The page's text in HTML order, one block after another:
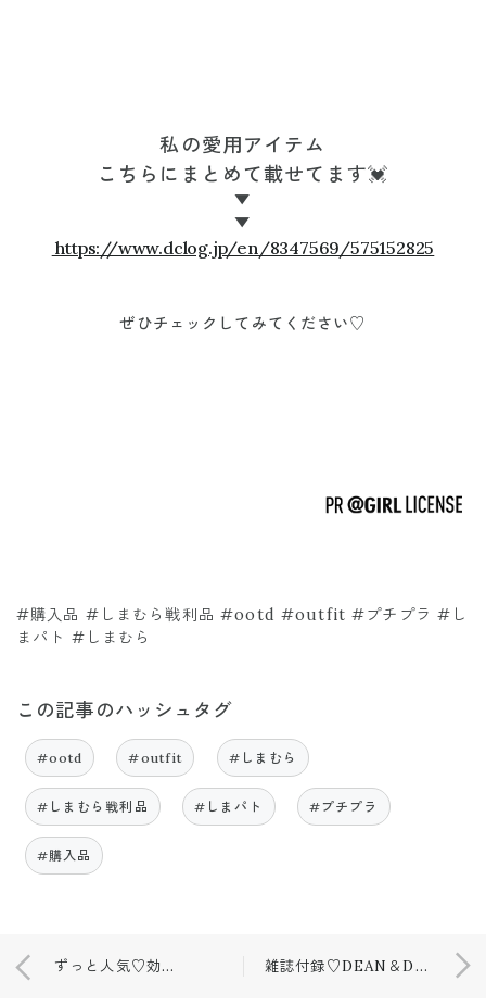
私の愛用アイテム
こちらにまとめて載せてます💓
▼
▼
https://www.dclog.jp/en/8347569/575152825
ぜひチェックしてみてください♡
#購入品 #しまむら戦利品 #ootd #outfit #プチプラ #し
まパト #しまむら
この記事のハッシュタグ
#ootd #outfit #しまむら
#しまむら戦利品 #しまパト #プチプラ
#購入品
ずっと人気♡効果がすごくて手放せない…💓 雑誌付録♡DEAN＆DELUCA💓予約必須！